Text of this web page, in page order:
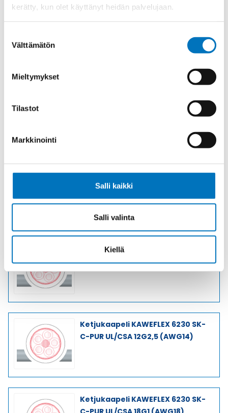
kerätty, kun olet käyttänyt heidän palvelujaan.
valinta
Välttämätön
Mieltymykset
Tilastot
Markkinointi
Salli kaikki
Salli valinta
Kiellä
Ketjukaapeli KAWEFLEX 6230 SK-
C-PUR UL/CSA 5G2,5 (AWG14)
Ketjukaapeli KAWEFLEX 6230 SK-
Ketjukaapeli KAWEFLEX 6230 SK-
C-PUR UL/CSA 7G2,5 (AWG14)
Ketjukaapeli KAWEFLEX 6230 SK-
C-PUR UL/CSA 12G1 (AWG18)
Ketjukaapeli KAWEFLEX 6230 SK-
C-PUR UL/CSA 12G2,5 (AWG14)
Ketjukaapeli KAWEFLEX 6230 SK-